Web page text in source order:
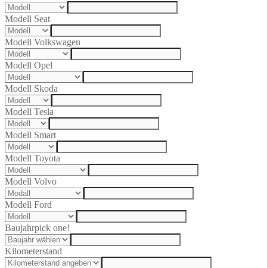
Modell Seat
Modell Volkswagen
Modell Opel
Modell Skoda
Modell Tesla
Modell Smart
Modell Toyota
Modell Volvo
Modell Ford
Baujahrpick one!
Kilometerstand